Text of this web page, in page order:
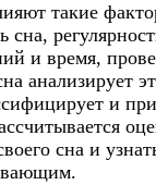
такие
сна,
и время,
анализирует
и
сна и